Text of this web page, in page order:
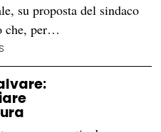
su proposta del sindaco
che, per…